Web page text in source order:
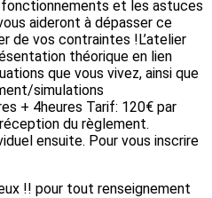
et les astuces
aideront à dépasser ce
de vos contraintes !L’atelier
théorique en lien
que vous vivez, ainsi que
simulations
+ 4heures Tarif: 120€ par
du règlement.
ensuite. Pour vous inscrire
!! pour tout renseignement